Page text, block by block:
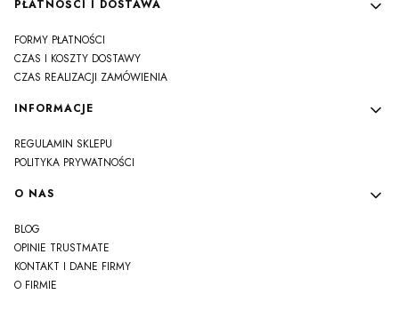
PŁATNOŚCI I DOSTAWA
FORMY PŁATNOŚCI
CZAS I KOSZTY DOSTAWY
CZAS REALIZACJI ZAMÓWIENIA
INFORMACJE
REGULAMIN SKLEPU
POLITYKA PRYWATNOŚCI
O NAS
BLOG
OPINIE TRUSTMATE
KONTAKT I DANE FIRMY
O FIRMIE